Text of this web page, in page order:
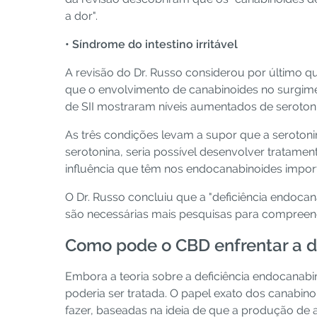
a dor".
• Síndrome do intestino irritável
A revisão do Dr. Russo considerou por último
que o envolvimento de canabinoides no
de SII mostraram níveis aumentados de
As três condições levam a supor que a
serotonina, seria possível desenvolver
influência que têm nos endocanabinoides
O Dr. Russo concluiu que a "deficiência
são necessárias mais pesquisas para
Como pode o CBD enfrentar a
Embora a teoria sobre a deficiência
poderia ser tratada. O papel exato dos
fazer, baseadas na ideia de que a produção